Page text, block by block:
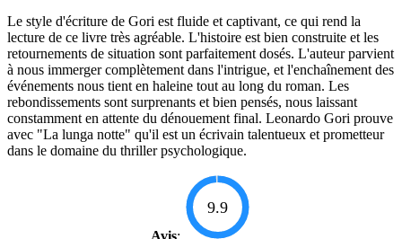
Le style d'écriture de Gori est fluide et captivant, ce qui rend la
lecture de ce livre très agréable. L'histoire est bien construite et les
retournements de situation sont parfaitement dosés. L'auteur parvient
à nous immerger complètement dans l'intrigue, et l'enchaînement des
événements nous tient en haleine tout au long du roman. Les
rebondissements sont surprenants et bien pensés, nous laissant
constamment en attente du dénouement final. Leonardo Gori prouve
avec "La lunga notte" qu'il est un écrivain talentueux et prometteur
dans le domaine du thriller psychologique.
9.9